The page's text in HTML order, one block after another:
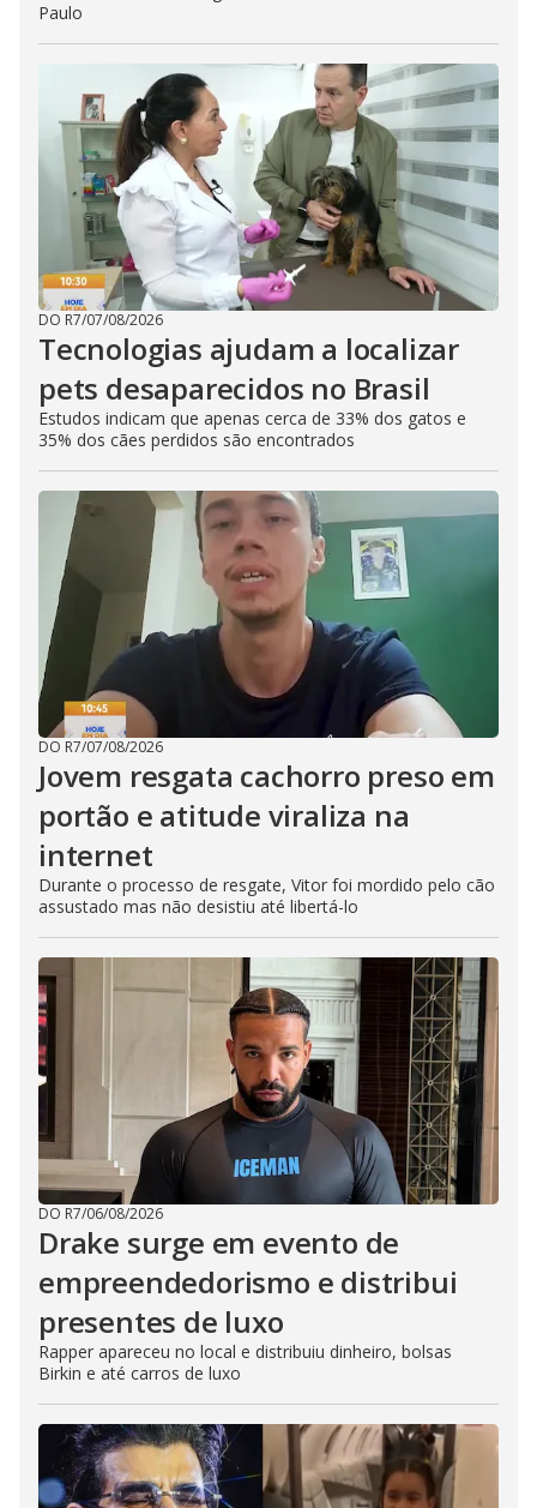
Paulo
DO R7/07/08/2026
Tecnologias ajudam a localizar
pets desaparecidos no Brasil
Estudos indicam que apenas cerca de 33% dos gatos e
35% dos cães perdidos são encontrados
DO R7/07/08/2026
Jovem resgata cachorro preso em
portão e atitude viraliza na
internet
Durante o processo de resgate, Vitor foi mordido pelo cão
assustado mas não desistiu até libertá-lo
DO R7/06/08/2026
Drake surge em evento de
empreendedorismo e distribui
presentes de luxo
Rapper apareceu no local e distribuiu dinheiro, bolsas
Birkin e até carros de luxo